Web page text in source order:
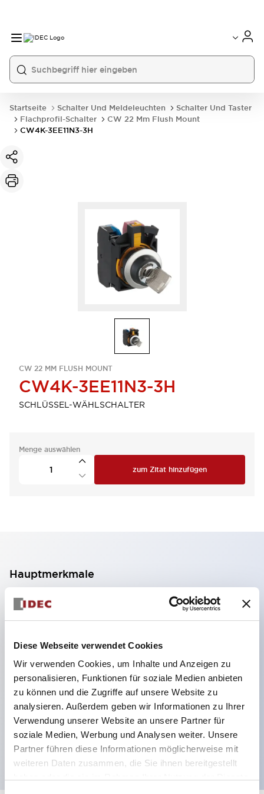
Diese Webseite verwendet Cookies
Wir verwenden Cookies, um Inhalte und Anzeigen zu
personalisieren, Funktionen für soziale Medien anbieten
zu können und die Zugriffe auf unsere Website zu
analysieren. Außerdem geben wir Informationen zu Ihrer
Verwendung unserer Website an unsere Partner für
soziale Medien, Werbung und Analysen weiter. Unsere
Partner führen diese Informationen möglicherweise mit
weiteren Daten zusammen, die Sie ihnen bereitgestellt
Startseite Schalter Und Meldeleuchten
Schalter Und Taster
Flachprofil-Schalter
CW 22 Mm Flush Mount
CW4K-3EE11N3-3H
CW 22 MM FLUSH MOUNT
CW4K-3EE11N3-3H
SCHLÜSSEL-WÄHLSCHALTER
Menge auswählen
zum Zitat hinzufügen
Hauptmerkmale
2-Kontakt-Block mit 2 Stufen, ermöglicht eine 4-
Kontakt-Konfiguration (Gewährleistung der
Isolierung zwischen den 2 Kontakten).
59,9 mm (※ 22-stufiger Kontaktblock).
Platzsparendes Design möglich.
Sicherheitsstruktur der 3. Generation: 2-Aktions-
Freisetzung, integrierter Schutz, IP20-
Fingerschutzstruktur